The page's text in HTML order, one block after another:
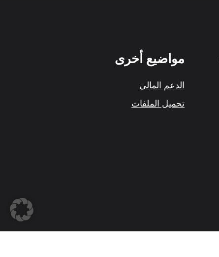
مواضيع أخرى
الدعم المالي
تحميل الملفات